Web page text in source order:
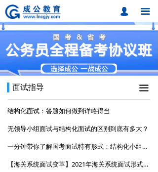
끀
首页
课程中心
题库中心
网校课程
各地分校
联系我们
招考动态
넙
结构化面试：答题如何做到详略得当
无领导小组面试与结构化面试的区别到底有多大？
一分钟带你了解国考面试特有形式：结构化小组面试
【海关系统面试变革】2021年海关系统面试形式大变革—结构化小组
面试指导 끀
行测技巧
申论方法
面试指导
时政常识
公安知识